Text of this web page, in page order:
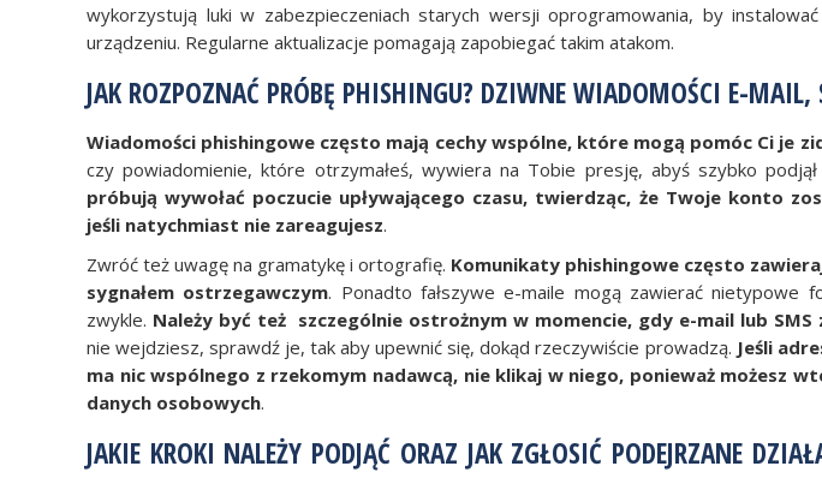
wykorzystują luki w zabezpieczeniach starych wersji oprogramowania, by
urządzeniu. Regularne aktualizacje pomagają zapobiegać takim atakom.
JAK ROZPOZNAĆ PRÓBĘ PHISHINGU? DZIWNE WIADOMOŚCI E-
Wiadomości phishingowe często mają cechy wspólne, które mogą pomóc Ci je
czy powiadomienie, które otrzymałeś, wywiera na Tobie presję, abyś szybko podjął
próbują wywołać poczucie upływającego czasu, twierdząc, że Twoje konto
jeśli natychmiast nie zareagujesz.
Zwróć też uwagę na gramatykę i ortografię. Komunikaty phishingowe często
sygnałem ostrzegawczym. Ponadto fałszywe e-maile mogą zawierać nietypowe
zwykle. Należy być też szczególnie ostrożnym w momencie, gdy e-mail lub SMS
nie wejdziesz, sprawdź je, tak aby upewnić się, dokąd rzeczywiście prowadzą. Jeśli
ma nic wspólnego z rzekomym nadawcą, nie klikaj w niego, ponieważ możesz
danych osobowych.
JAKIE KROKI NALEŻY PODJĄĆ ORAZ JAK ZGŁOSIĆ PODEJRZANE